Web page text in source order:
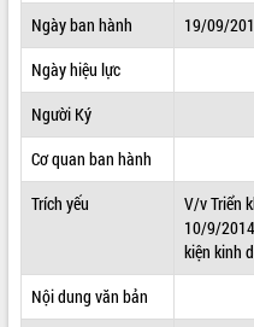
SỞ, BAN, NGÀNH
THÔNG TIN CHỈ ĐẠO ĐIỀU HÀNH
HỆ THỐNG VĂN BẢN
VĂN BẢN HĐND TỈNH
QUY HOẠCH - KẾ HOẠCH
Ngày ban hành
19/09/
Ngày hiệu lực
Người Ký
Cơ quan ban hành
Trích yếu
V/v Triển
10/9/
kiện kinh
Nội dung văn bản